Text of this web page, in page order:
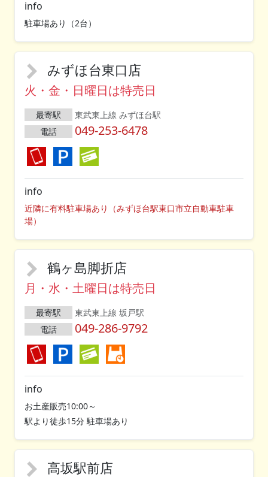
info
駐車場あり（2台）
みずほ台東口店
火・金・日曜日は特売日
最寄駅
東武東上線 みずほ台駅
電話
049-253-6478
info
近隣に有料駐車場あり（みずほ台駅東口市立自動車駐車
場）
鶴ヶ島脚折店
月・水・土曜日は特売日
最寄駅
東武東上線 坂戸駅
電話
049-286-9792
info
お土産販売10:00～
駅より徒歩15分 駐車場あり
高坂駅前店